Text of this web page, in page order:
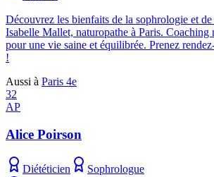
Découvrez les bienfaits de la sophrologie et
Isabelle Mallet, naturopathe à Paris. Coaching
pour une vie saine et équilibrée. Prenez
!
Aussi à Paris 4e
32
AP
Alice Poirson
Diététicien
Sophrologue